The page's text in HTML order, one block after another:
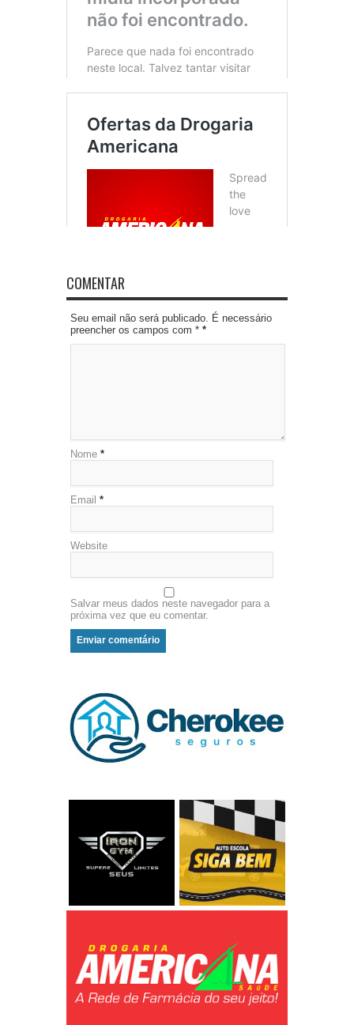
COMENTAR
Seu email não será publicado. É necessário
preencher os campos com * *
Nome *
Email *
Website
Salvar meus dados neste navegador para a
próxima vez que eu comentar.